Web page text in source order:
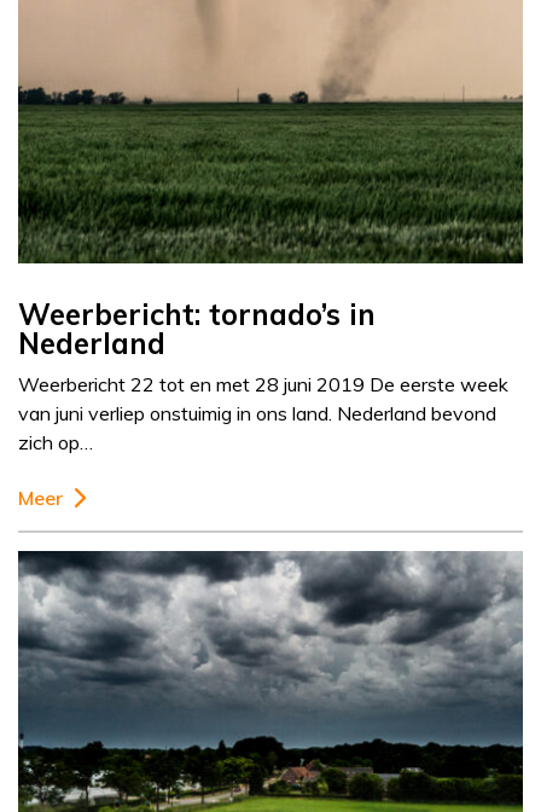
Weerbericht: tornado’s in
Nederland
Weerbericht 22 tot en met 28 juni 2019 De eerste week
van juni verliep onstuimig in ons land. Nederland bevond
zich op…
Meer